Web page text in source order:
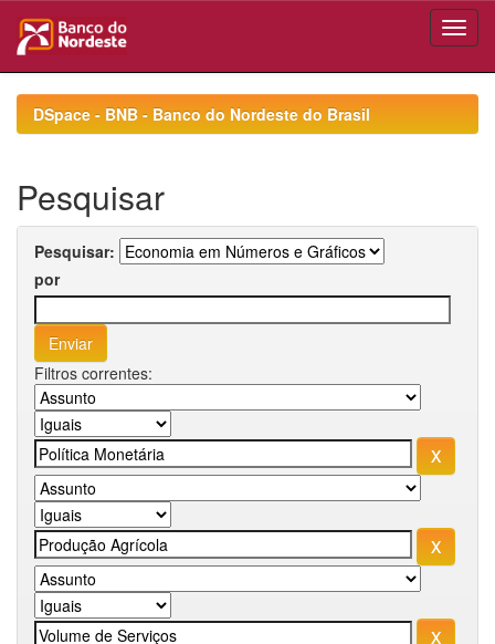
navigationDSpace - BNB - Banco do Nordeste do Brasil
Pesquisar
Pesquisar:
por
Filtros correntes: